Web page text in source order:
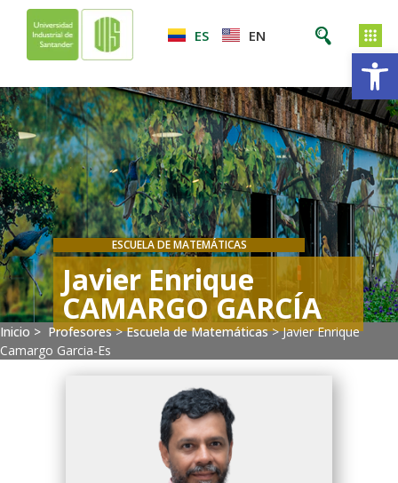
ES EN
Inicio > Profesores>Escuela de Matemáticas>Javier Enrique
Camargo Garcia-Es
ESCUELA DE MATEMÁTICAS
Javier Enrique
CAMARGO GARCÍA